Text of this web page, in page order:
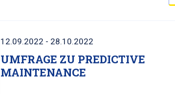
12.09.2022 - 28.10.2022
UMFRAGE ZU PREDICTIVE
MAINTENANCE